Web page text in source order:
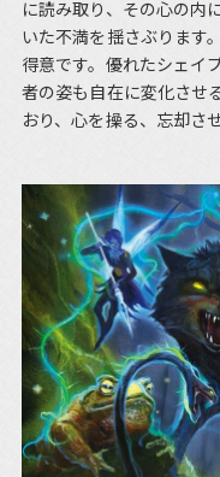
に読み取り、その心の内
いた不満を揺さぶります
得意です。優れたシェイ
者の姿も自在に変化させ
おり、心を操る、忘却さ